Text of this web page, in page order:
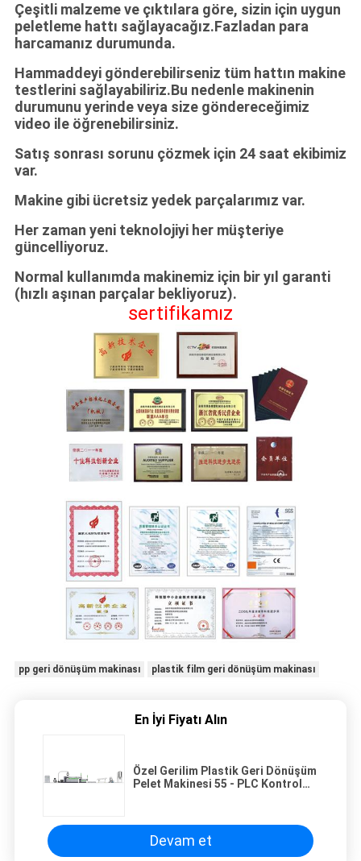
Çeşitli malzeme ve çıktılara göre, sizin için uygun
peletleme hattı sağlayacağız.Fazladan para
harcamanız durumunda.
Hammaddeyi gönderebilirseniz tüm hattın makine
testlerini sağlayabiliriz.Bu nedenle makinenin
durumunu yerinde veya size göndereceğimiz
video ile öğrenebilirsiniz.
Satış sonrası sorunu çözmek için 24 saat ekibimiz
var.
Makine gibi ücretsiz yedek parçalarımız var.
Her zaman yeni teknolojiyi her müşteriye
güncelliyoruz.
Normal kullanımda makinemiz için bir yıl garanti
(hızlı aşınan parçalar bekliyoruz).
sertifikamız
pp geri dönüşüm makinası plastik film geri dönüşüm makinası
En İyi Fiyatı Alın
Özel Gerilim Plastik Geri Dönüşüm
Pelet Makinesi 55 - PLC Kontrol
Devam et